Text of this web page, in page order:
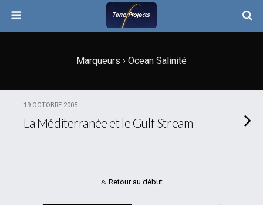
Marqueurs › Ocean Salinité
19 OCTOBRE 2005
La Méditerranée et le Gulf Stream
Retour au début